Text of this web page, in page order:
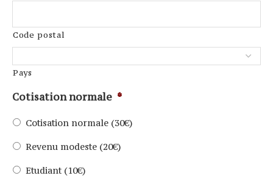
Code postal
Pays
Cotisation normale *
Cotisation normale (30€)
Revenu modeste (20€)
Etudiant (10€)